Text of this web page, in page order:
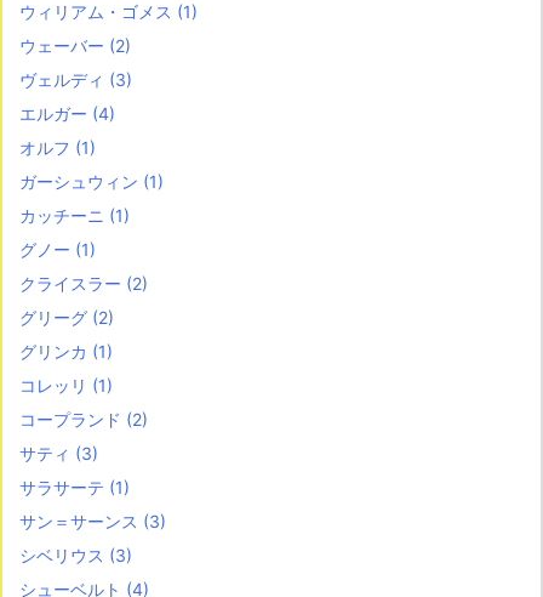
ウィリアム・ゴメス (1)
ウェーバー (2)
ヴェルディ (3)
エルガー (4)
オルフ (1)
ガーシュウィン (1)
カッチーニ (1)
グノー (1)
クライスラー (2)
グリーグ (2)
グリンカ (1)
コレッリ (1)
コープランド (2)
サティ (3)
サラサーテ (1)
サン＝サーンス (3)
シベリウス (3)
シューベルト (4)